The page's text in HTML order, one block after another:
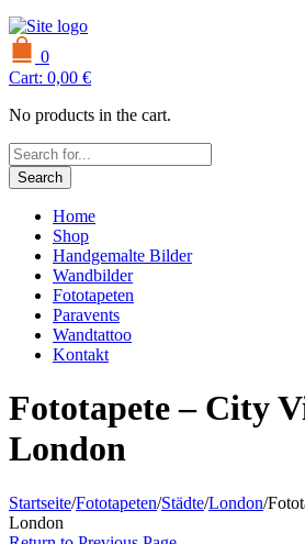
0
Cart: 0,00 €
No products in the cart.
Search
Home
Shop
Handgemalte Bilder
Wandbilder
Fototapeten
Paravents
Wandtattoo
Kontakt
Fototapete – City
London
Startseite/Fototapeten/Städte/London/
London